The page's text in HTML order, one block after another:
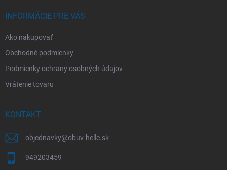
INFORMÁCIE PRE VÁS
Ako nakupovať
Obchodné podmienky
Podmienky ochrany osobných údajov
Vrátenie tovaru
KONTAKT
objednavky@obuv-helle.sk
949203459